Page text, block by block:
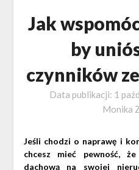
Jak
by
czynników
Data publikacji: 1
Monika
Jeśli chodzi o naprawę i
chcesz mieć pewność,
dachową na swojej